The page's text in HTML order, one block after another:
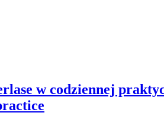
w codziennej